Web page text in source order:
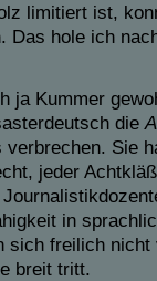
limitiert ist,
Das hole ich
ja Kummer
die
Sie
jeder
in
sich freilich nicht
breit tritt.